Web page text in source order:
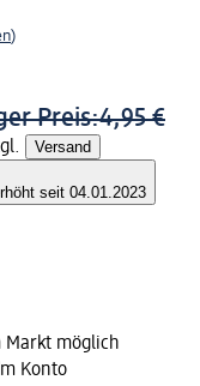
)
Preis:4,95 €
Versand
seit 04.01.2023
Markt möglich
Konto